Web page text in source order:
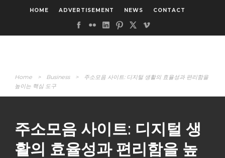
HOME ADVERTISEMENT NEWS CONTACT
Home > Business >
주소모음 사이트: 디지털 생활의 효율성과 편리함을
높이는 핵심 도구
주소모음 사이트: 디지털 생
활의 효율성과 편리함을 높